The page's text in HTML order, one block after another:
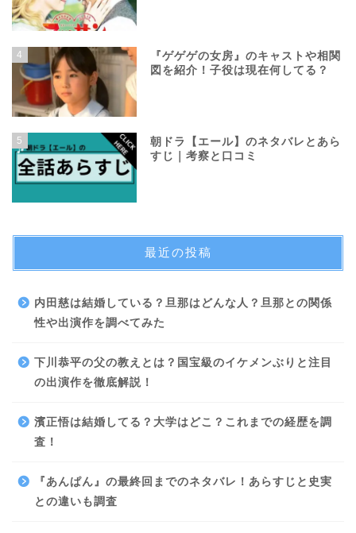
4
『ゲゲゲの女房』のキャストや相関
図を紹介！子役は現在何してる？
5
朝ドラ【エール】のネタバレとあら
すじ｜考察と口コミ
最近の投稿
内田慈は結婚している？旦那はどんな人？旦那との関係
性や出演作を調べてみた
下川恭平の父の教えとは？国宝級のイケメンぶりと注目
の出演作を徹底解説！
濱正悟は結婚してる？大学はどこ？これまでの経歴を調
査！
『あんぱん』の最終回までのネタバレ！あらすじと史実
との違いも調査